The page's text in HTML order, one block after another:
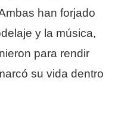
han forjado
y la música,
para rendir
su vida dentro